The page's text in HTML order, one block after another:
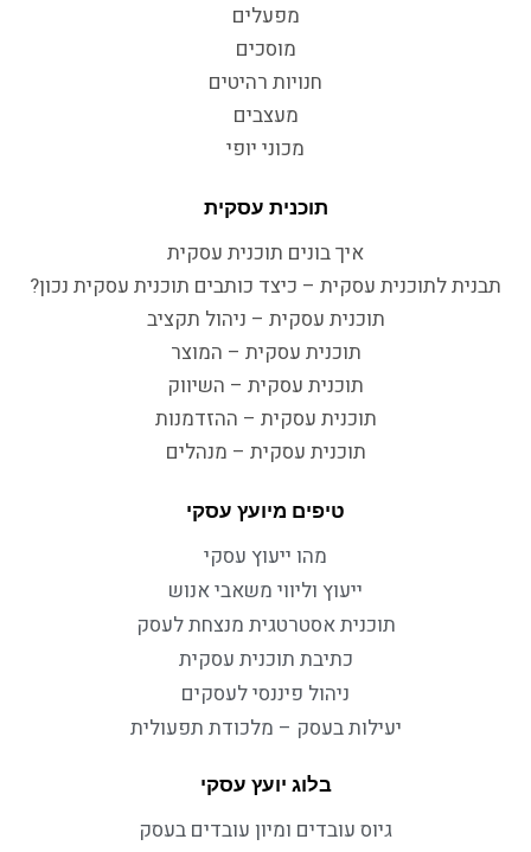
מפעלים
מוסכים
חנויות רהיטים
מעצבים
מכוני יופי
תוכנית עסקית
איך בונים תוכנית עסקית
תבנית לתוכנית עסקית – כיצד כותבים תוכנית עסקית נכון?
תוכנית עסקית – ניהול תקציב
תוכנית עסקית – המוצר
תוכנית עסקית – השיווק
תוכנית עסקית – ההזדמנות
תוכנית עסקית – מנהלים
טיפים מיועץ עסקי
מהו ייעוץ עסקי
ייעוץ וליווי משאבי אנוש
תוכנית אסטרטגית מנצחת לעסק
כתיבת תוכנית עסקית
ניהול פיננסי לעסקים
יעילות בעסק – מלכודת תפעולית
בלוג יועץ עסקי
גיוס עובדים ומיון עובדים בעסק